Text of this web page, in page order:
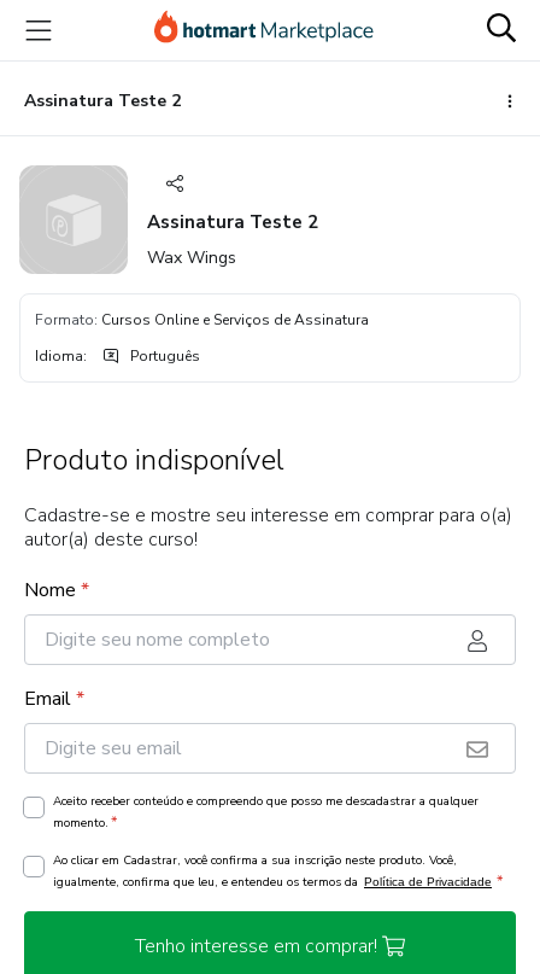
para
conteúdo
principal
para
pagamento
para
rodapé
Assinatura Teste 2
Assinatura Teste 2
Wax Wings
Formato: Cursos Online e Serviços de Assinatura
Idioma: Português
Produto indisponível
Cadastre-se e mostre seu interesse em comprar para o(a)
autor(a) deste curso!
Nome *
Email*
Aceito receber conteúdo e compreendo que posso me descadastrar a qualquer
momento. *
Ao clicar em Cadastrar, você confirma a sua inscrição neste produto. Você,
igualmente, confirma que leu, e entendeu os termos da Política de Privacidade *
Tenho interesse em comprar!